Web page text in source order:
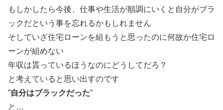
もしかしたら今後、仕事や生活が順調にいくと自分がブラ
ックだという事を忘れるかもしれません
そしていざ住宅ローンを組もうと思ったのに何故か住宅ロ
ーンが組めない
年収は貰っているほうなのにどうしてだろ？
と考えていると思い出すのです
”自分はブラックだった”
と…